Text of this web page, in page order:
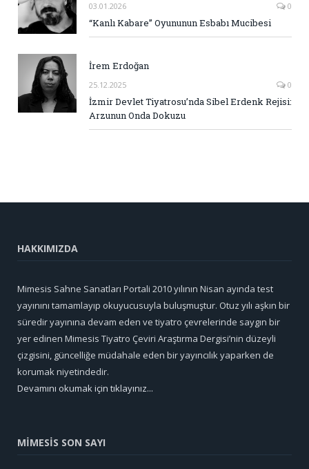
03.01.2026 0
“Kanlı Kabare” Oyununun Esbabı Mucibesi
İrem Erdoğan
25.12.2025 0
İzmir Devlet Tiyatrosu’nda Sibel Erdenk Rejisi:
Arzunun Onda Dokuzu
HAKKIMIZDA
Mimesis Sahne Sanatları Portali 2010 yılının Nisan ayında test
yayınını tamamlayıp okuyucusuyla buluşmuştur. Otuz yılı aşkın bir
süredir yayınına devam eden ve tiyatro çevrelerinde saygın bir
yer edinen Mimesis Tiyatro Çeviri Araştırma Dergisi’nin düzeyli
çizgisini, güncelliğe müdahale eden bir yayıncılık yaparken de
korumak niyetindedir.
Devamını okumak için tıklayınız...
MİMESİS SON SAYI